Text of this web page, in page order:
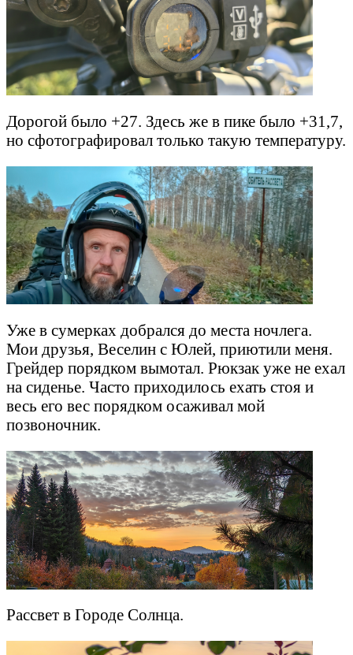
Дорогой было +27. Здесь же в пике было +31,7,
но сфотографировал только такую температуру.
Уже в сумерках добрался до места ночлега.
Мои друзья, Веселин с Юлей, приютили меня.
Грейдер порядком вымотал. Рюкзак уже не ехал
на сиденье. Часто приходилось ехать стоя и
весь его вес порядком осаживал мой
позвоночник.
Рассвет в Городе Солнца.